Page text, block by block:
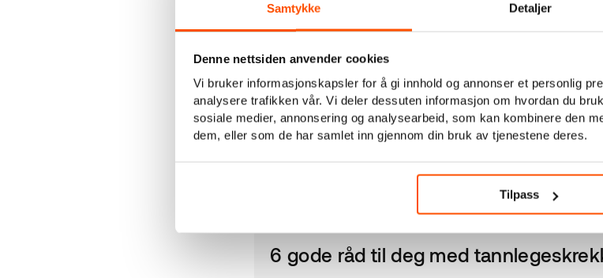
Samtykke Detaljer
Denne nettsiden anvender cookies
Vi bruker informasjonskapsler for å gi innhold og annonser et personlig
analysere trafikken vår. Vi deler dessuten informasjon om hvordan du
sosiale medier, annonsering og analysearbeid, som kan kombinere den
dem, eller som de har samlet inn gjennom din bruk av tjenestene deres.
Tilpass
– Hvorfor kommer denne angsten hos tannlegen?
– Angsten kommer ofte fordi pasienten ikke har
opplevelser ofte spiller inn. Noen kan ha opplevd
og forstått riktig, eller at tilbakemeldinger blir ignorert.
– Når du i tillegg sitter nede i en stol, har en person
skje, kommer panikken, sier hun.
6 gode råd til deg med